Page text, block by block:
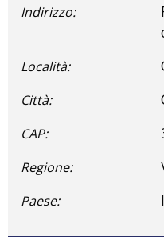
Indirizzo:
Località:
Città:
CAP:
Regione:
Paese: